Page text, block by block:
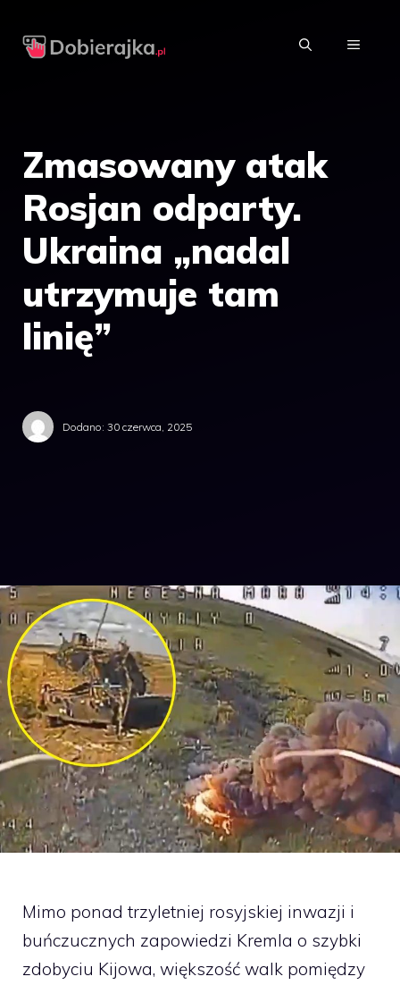
MENU
Zmasowany atak
Rosjan odparty.
Ukraina „nadal
utrzymuje tam
linię”
Dodano: 30 czerwca, 2025
Mimo ponad trzyletniej rosyjskiej inwazji i
buńczucznych zapowiedzi Kremla o szybki
zdobyciu Kijowa, większość walk pomiędzy